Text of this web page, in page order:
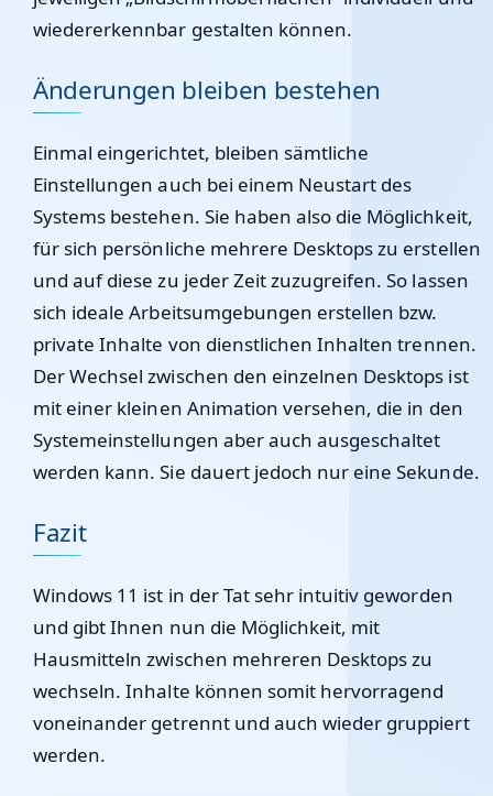
wiedererkennbar gestalten können.
Änderungen bleiben bestehen
Einmal eingerichtet, bleiben sämtliche
Einstellungen auch bei einem Neustart des
Systems bestehen. Sie haben also die Möglichkeit,
für sich persönliche mehrere Desktops zu erstellen
und auf diese zu jeder Zeit zuzugreifen. So lassen
sich ideale Arbeitsumgebungen erstellen bzw.
private Inhalte von dienstlichen Inhalten trennen.
Der Wechsel zwischen den einzelnen Desktops ist
mit einer kleinen Animation versehen, die in den
Systemeinstellungen aber auch ausgeschaltet
werden kann. Sie dauert jedoch nur eine Sekunde.
Fazit
Windows 11 ist in der Tat sehr intuitiv geworden
und gibt Ihnen nun die Möglichkeit, mit
Hausmitteln zwischen mehreren Desktops zu
wechseln. Inhalte können somit hervorragend
voneinander getrennt und auch wieder gruppiert
werden.